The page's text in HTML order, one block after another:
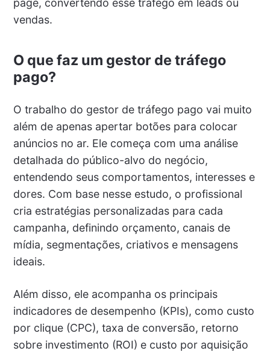
page, convertendo esse tráfego em leads ou
vendas.
O que faz um gestor de tráfego
pago?
O trabalho do gestor de tráfego pago vai muito
além de apenas apertar botões para colocar
anúncios no ar. Ele começa com uma análise
detalhada do público-alvo do negócio,
entendendo seus comportamentos, interesses e
dores. Com base nesse estudo, o profissional
cria estratégias personalizadas para cada
campanha, definindo orçamento, canais de
mídia, segmentações, criativos e mensagens
ideais.
Além disso, ele acompanha os principais
indicadores de desempenho (KPIs), como custo
por clique (CPC), taxa de conversão, retorno
sobre investimento (ROI) e custo por aquisição